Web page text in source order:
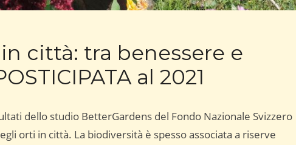
città: tra benessere e
al 2021
dello studio BetterGardens del Fondo Nazionale Svizzero
orti in città. La biodiversità è spesso associata a riserve